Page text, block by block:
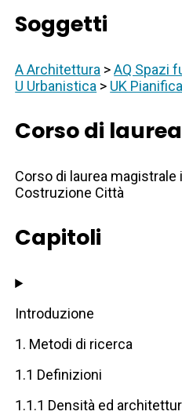
Soggetti
A Architettura >AQ Spazi
U Urbanistica > UK
Corso di laurea
Corso di laurea
Costruzione Città
Capitoli
Introduzione
1. Metodi di ricerca
1.1 Definizioni
1.1.1 Densità ed